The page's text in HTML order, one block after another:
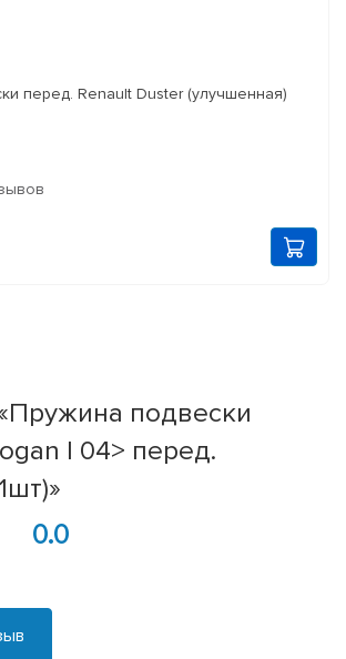
перед. Renault Duster (улучшенная)
подвески
I 04> перед.
0.0